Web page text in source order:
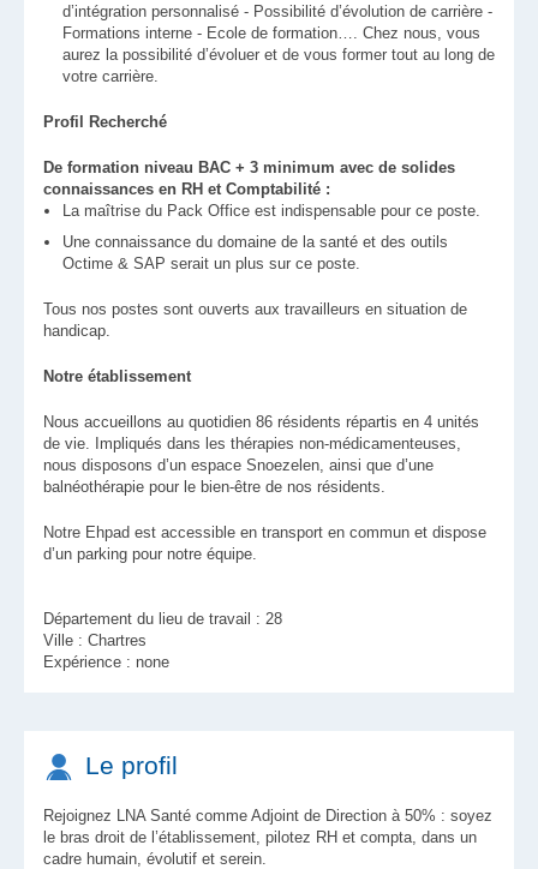
d’intégration personnalisé - Possibilité d’évolution de carrière -
Formations interne - Ecole de formation…. Chez nous, vous
aurez la possibilité d’évoluer et de vous former tout au long de
votre carrière.
Profil Recherché
De formation niveau BAC + 3 minimum avec de solides
connaissances en RH et Comptabilité :
La maîtrise du Pack Office est indispensable pour ce poste.
Une connaissance du domaine de la santé et des outils
Octime & SAP serait un plus sur ce poste.
Tous nos postes sont ouverts aux travailleurs en situation de
handicap.
Notre établissement
Nous accueillons au quotidien 86 résidents répartis en 4 unités
de vie. Impliqués dans les thérapies non-médicamenteuses,
nous disposons d’un espace Snoezelen, ainsi que d’une
balnéothérapie pour le bien-être de nos résidents.
Notre Ehpad est accessible en transport en commun et dispose
d’un parking pour notre équipe.
Département du lieu de travail : 28
Ville : Chartres
Expérience : none
Le profil
Rejoignez LNA Santé comme Adjoint de Direction à 50% : soyez
le bras droit de l’établissement, pilotez RH et compta, dans un
cadre humain, évolutif et serein.